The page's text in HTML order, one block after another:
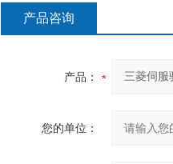
产品咨询
产品：
您的单位：